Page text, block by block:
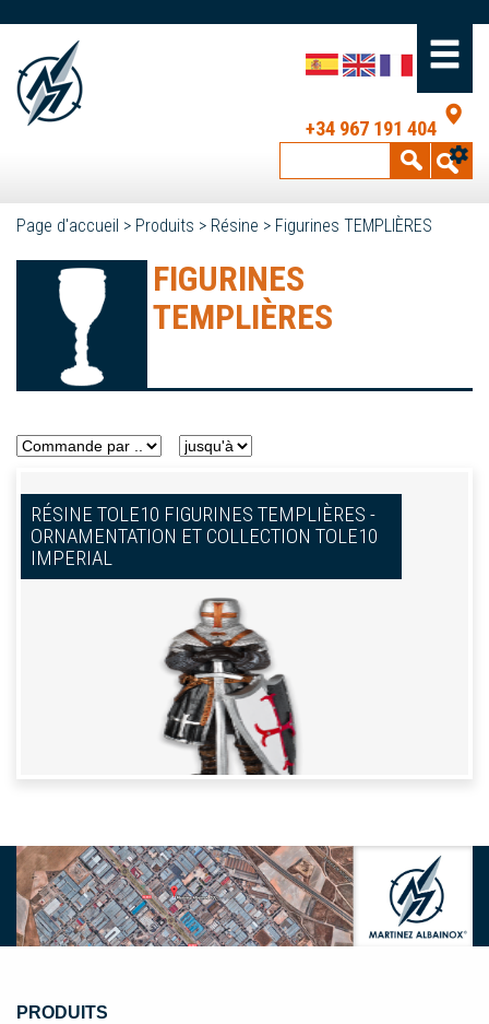
+34 967 191 404
Page d'accueil > Produits > Résine > Figurines TEMPLIÈRES
FIGURINES
TEMPLIÈRES
RÉSINE TOLE10 FIGURINES TEMPLIÈRES -
ORNAMENTATION ET COLLECTION TOLE10
IMPERIAL
PRODUITS